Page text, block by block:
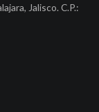
Jalisco. C.P.: